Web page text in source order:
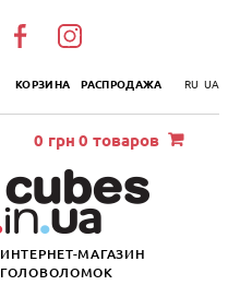
КОРЗИНА РАСПРОДАЖА RU UA
ИНТЕРНЕТ-МАГАЗИН
ГОЛОВОЛОМОК
0 грн 0 товаров